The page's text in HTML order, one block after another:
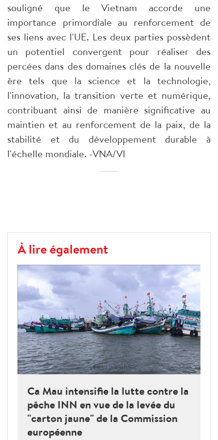
souligné que le Vietnam accorde une
importance primordiale au renforcement de
ses liens avec l'UE. Les deux parties possèdent
un potentiel convergent pour réaliser des
percées dans des domaines clés de la nouvelle
ère tels que la science et la technologie,
l'innovation, la transition verte et numérique,
contribuant ainsi de manière significative au
maintien et au renforcement de la paix, de la
stabilité et du développement durable à
l'échelle mondiale. -VNA/VI
À lire également
Ca Mau intensifie la lutte contre la
pêche INN en vue de la levée du
"carton jaune" de la Commission
européenne